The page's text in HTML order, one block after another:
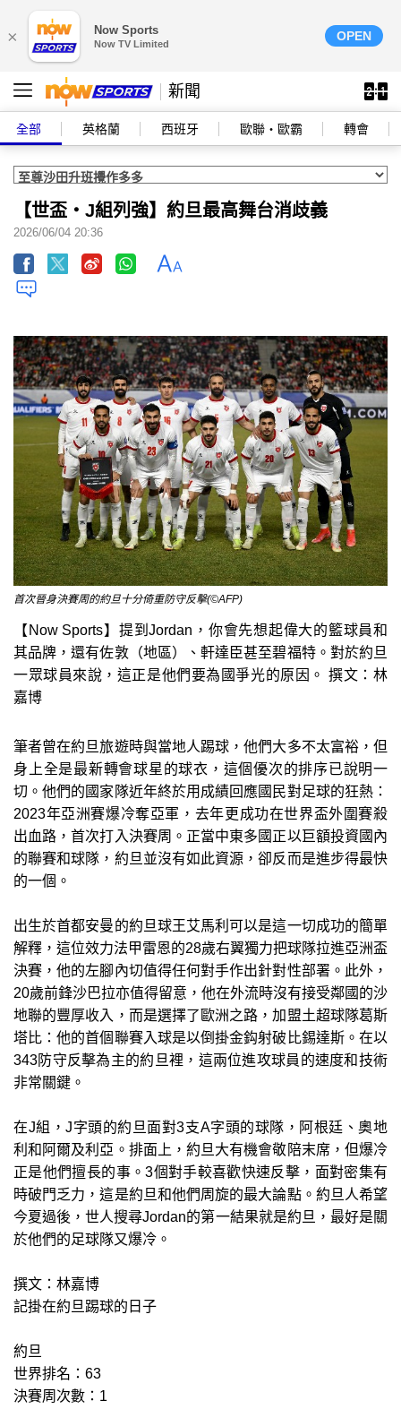
× Now Sports
Now TV Limited
OPEN
新聞
全部 英格蘭 西班牙 歐聯‧歐霸 轉會
【世盃‧J組列強】約旦最高舞台消歧義
2026/06/04 20:36
首次晉身決賽周的約旦十分倚重防守反擊(©AFP)
【Now Sports】提到Jordan，你會先想起偉大的籃球員和
其品牌，還有佐敦（地區）、軒達臣甚至碧福特。對於約旦
一眾球員來說，這正是他們要為國爭光的原因。 撰文：林
嘉博
筆者曾在約旦旅遊時與當地人踢球，他們大多不太富裕，但
身上全是最新轉會球星的球衣，這個優次的排序已說明一
切。他們的國家隊近年終於用成績回應國民對足球的狂熱：
2023年亞洲賽爆冷奪亞軍，去年更成功在世界盃外圍賽殺
出血路，首次打入決賽周。正當中東多國正以巨額投資國內
的聯賽和球隊，約旦並沒有如此資源，卻反而是進步得最快
的一個。
出生於首都安曼的約旦球王艾馬利可以是這一切成功的簡單
解釋，這位效力法甲雷恩的28歲右翼獨力把球隊拉進亞洲盃
決賽，他的左腳內切值得任何對手作出針對性部署。此外，
20歲前鋒沙巴拉亦值得留意，他在外流時沒有接受鄰國的沙
地聯的豐厚收入，而是選擇了歐洲之路，加盟土超球隊葛斯
塔比：他的首個聯賽入球是以倒掛金鈎射破比錫達斯。在以
343防守反擊為主的約旦裡，這兩位進攻球員的速度和技術
非常關鍵。
在J組，J字頭的約旦面對3支A字頭的球隊，阿根廷、奧地
利和阿爾及利亞。排面上，約旦大有機會敬陪末席，但爆冷
正是他們擅長的事。3個對手較喜歡快速反擊，面對密集有
時破門乏力，這是約旦和他們周旋的最大論點。約旦人希望
今夏過後，世人搜尋Jordan的第一結果就是約旦，最好是關
於他們的足球隊又爆冷。
撰文：林嘉博
記掛在約旦踢球的日子
約旦
世界排名：63
決賽周次數：1